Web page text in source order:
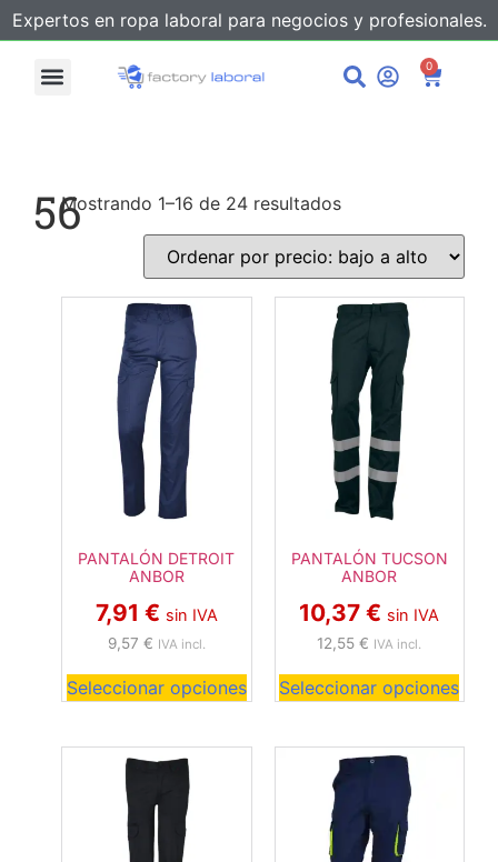
Expertos en ropa laboral para negocios y profesionales.
0
Mostrando 1–16 de 24 resultados
PANTALÓN DETROIT
ANBOR
7,91 € sin IVA
9,57 € IVA incl.
Seleccionar opciones
PANTALÓN TUCSON
ANBOR
10,37€ sin IVA
12,55€ IVA incl.
Seleccionar opciones
56